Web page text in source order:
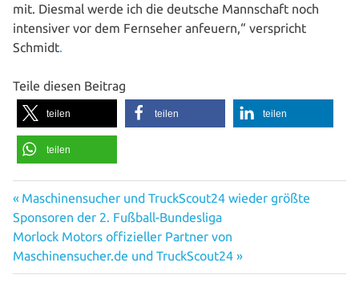
mit. Diesmal werde ich die deutsche Mann­schaft noch
inten­si­ver vor dem Fernseher anfeuern,“ ver­spricht
Schmidt.
Teile diesen Beitrag
teilen teilen teilen
teilen
Beitragsnavigation
Vorheriger
Beitrag:
Maschinensucher und TruckScout24 wieder größte
Sponsoren der 2. Fußball-Bundesliga
Nächster
Beitrag:
Morlock Motors offizieller Partner von
Maschinensucher.de und TruckScout24